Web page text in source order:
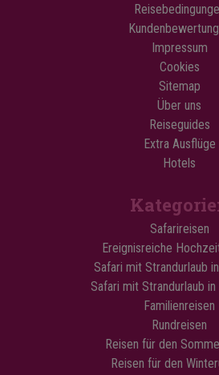
Impressum
Cookies
Sitemap
Über uns
Reiseguides
Extra Ausflüge
Hotels
Safarireisen
Ereignisreiche
Safari mit Strandurlaub
Safari mit Strandurlaub
Familienreisen
Rundreisen
Reisen für den
Reisen für den